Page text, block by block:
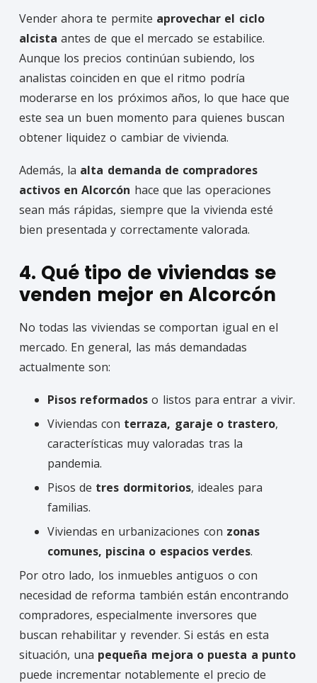
Vender ahora te permite aprovechar el ciclo
alcista antes de que el mercado se estabilice.
Aunque los precios continúan subiendo, los
analistas coinciden en que el ritmo podría
moderarse en los próximos años, lo que hace que
este sea un buen momento para quienes buscan
obtener liquidez o cambiar de vivienda.
Además, la alta demanda de compradores
activos en Alcorcón hace que las operaciones
sean más rápidas, siempre que la vivienda esté
bien presentada y correctamente valorada.
4. Qué tipo de viviendas se
venden mejor en Alcorcón
No todas las viviendas se comportan igual en el
mercado. En general, las más demandadas
actualmente son:
Pisos reformados o listos para entrar a vivir.
Viviendas con terraza, garaje o trastero,
características muy valoradas tras la
pandemia.
Pisos de tres dormitorios, ideales para
familias.
Viviendas en urbanizaciones con zonas
comunes, piscina o espacios verdes.
Por otro lado, los inmuebles antiguos o con
necesidad de reforma también están encontrando
compradores, especialmente inversores que
buscan rehabilitar y revender. Si estás en esta
situación, una pequeña mejora o puesta a punto
puede incrementar notablemente el precio de